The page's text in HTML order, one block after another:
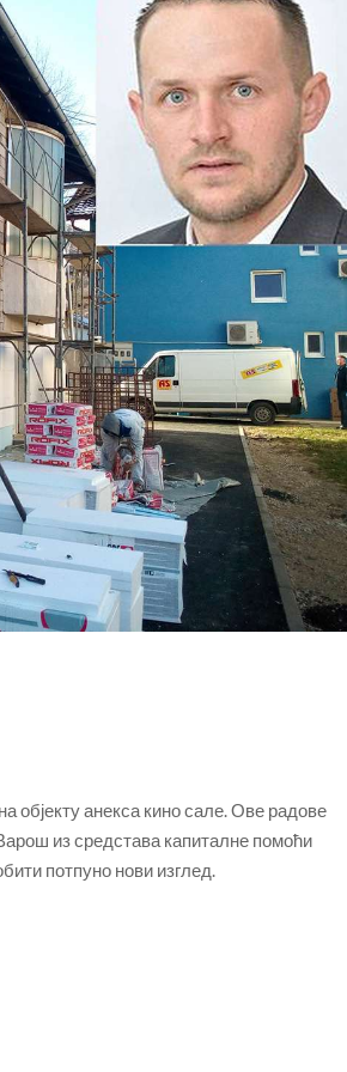
објекту анекса кино сале. Ове радове
из средстава капиталне помоћи
потпуно нови изглед.